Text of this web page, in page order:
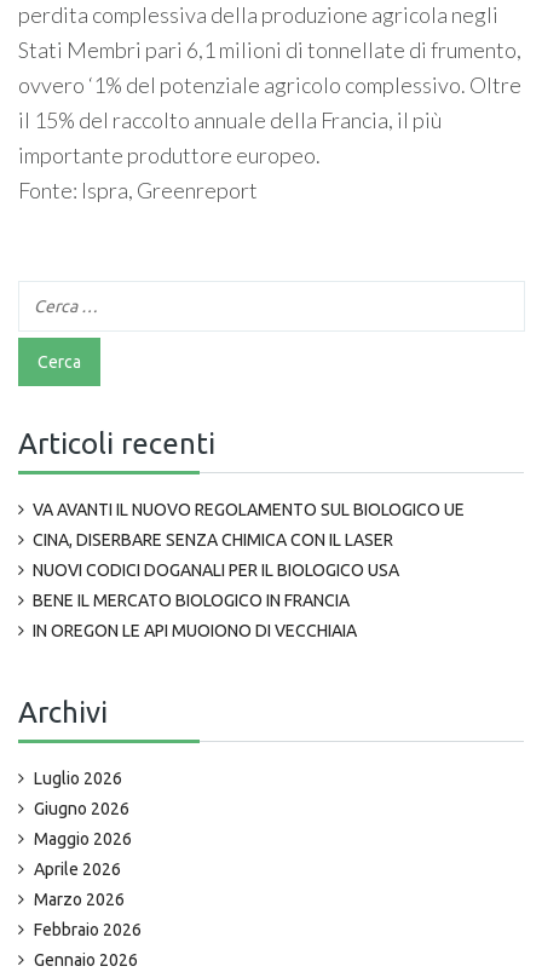
perdita complessiva della produzione agricola negli
Stati Membri pari 6,1 milioni di tonnellate di frumento,
ovvero ‘1% del potenziale agricolo complessivo. Oltre
il 15% del raccolto annuale della Francia, il più
importante produttore europeo.
Fonte: Ispra, Greenreport
Articoli recenti
VA AVANTI IL NUOVO REGOLAMENTO SUL BIOLOGICO UE
CINA, DISERBARE SENZA CHIMICA CON IL LASER
NUOVI CODICI DOGANALI PER IL BIOLOGICO USA
BENE IL MERCATO BIOLOGICO IN FRANCIA
IN OREGON LE API MUOIONO DI VECCHIAIA
Archivi
Luglio 2026
Giugno 2026
Maggio 2026
Aprile 2026
Marzo 2026
Febbraio 2026
Gennaio 2026